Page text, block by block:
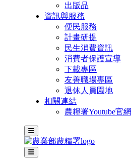
出版品
資訊與服務
便民服務
計畫研提
民生消費資訊
消費者保護宣導
下載專區
友善職場專區
退休人員園地
相關連結
農糧署Youtube官網
主選單
其他網站選單